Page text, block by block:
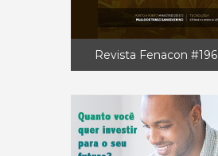
Revista Fenacon #196